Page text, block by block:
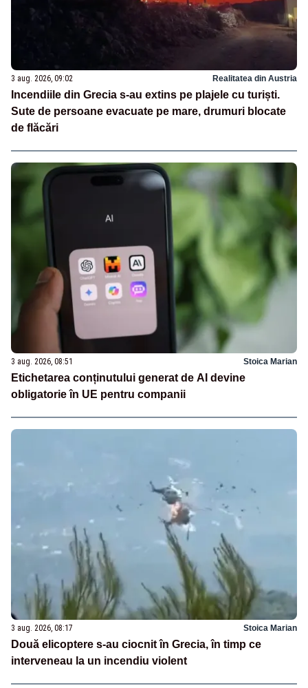
3 aug. 2026, 09:02 Realitatea din Austria
Incendiile din Grecia s-au extins pe plajele cu turiști.
Sute de persoane evacuate pe mare, drumuri blocate
de flăcări
3 aug. 2026, 08:51 Stoica Marian
Etichetarea conținutului generat de AI devine
obligatorie în UE pentru companii
3 aug. 2026, 08:17 Stoica Marian
Două elicoptere s-au ciocnit în Grecia, în timp ce
interveneau la un incendiu violent